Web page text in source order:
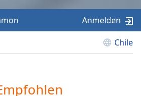
Chile
Anmelden